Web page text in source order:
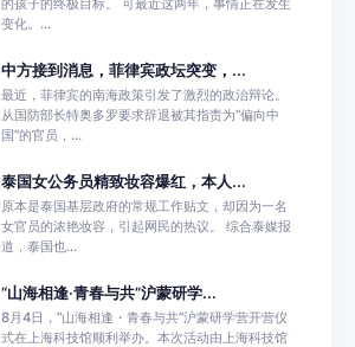
变化。...
中方接到消息，菲律宾政坛突变，...
最近，菲律宾的南海政策引发了激烈的政治辩论。
从国防部长特奥多罗要求辞退被其指责为“偏向中
国”的官员，...
泰国女公务员精致妆容爆红，本人...
原本是泰国基层政府的常规工作贴文，却因为一名
女官员的浓艳妆容，引起网民的热议。 综合泰媒报
道，泰国也...
“山海相逢·青春与共”沪蒙研学...
8月4日，“山海相逢・青春与共”沪蒙研学营开营仪
式在上海科技馆顺利举办。本次活动由上海科技馆